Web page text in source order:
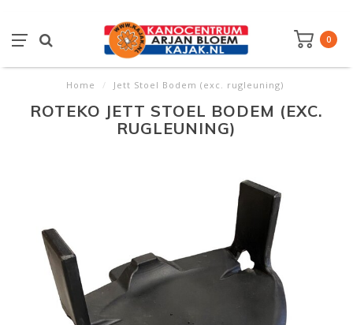
0
Home / Jett Stoel Bodem (exc. rugleuning)
ROTEKO JETT STOEL BODEM (EXC.
RUGLEUNING)